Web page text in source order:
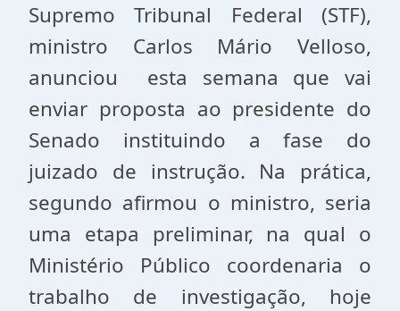
Supremo Tribunal Federal (STF),
ministro Carlos Mário Velloso,
anunciou esta semana que vai
enviar proposta ao presidente do
Senado instituindo a fase do
juizado de instrução. Na prática,
segundo afirmou o ministro, seria
uma etapa preliminar, na qual o
Ministério Público coordenaria o
trabalho de investigação, hoje